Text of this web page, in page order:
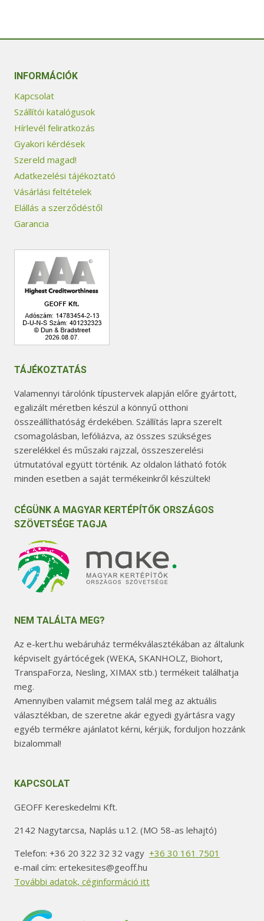
INFORMÁCIÓK
Kapcsolat
Szállítói katalógusok
Hírlevél feliratkozás
Gyakori kérdések
Szereld magad!
Adatkezelési tájékoztató
Vásárlási feltételek
Elállás a szerződéstől
Garancia
TÁJÉKOZTATÁS
Valamennyi tárolónk típustervek alapján előre gyártott,
egalizált méretben készül a könnyű otthoni
összeállíthatóság érdekében. Szállítás lapra szerelt
csomagolásban, lefóliázva, az összes szükséges
szerelékkel és műszaki rajzzal, összeszerelési
útmutatóval együtt történik. Az oldalon látható fotók
minden esetben a saját termékeinkről készültek!
CÉGÜNK A MAGYAR KERTÉPÍTŐK ORSZÁGOS
SZÖVETSÉGE TAGJA
NEM TALÁLTA MEG?
Az e-kert.hu webáruház termékválasztékában az általunk
képviselt gyártócégek (WEKA, SKANHOLZ, Biohort,
TranspaForza, Nesling, XIMAX stb.) termékeit találhatja
meg.
Amennyiben valamit mégsem talál meg az aktuális
választékban, de szeretne akár egyedi gyártásra vagy
egyéb termékre ajánlatot kérni, kérjük, forduljon hozzánk
bizalommal!
KAPCSOLAT
GEOFF Kereskedelmi Kft.
2142 Nagytarcsa, Naplás u.12. (MO 58-as lehajtó)
Telefon: +36 20 322 32 32 vagy +36 30 161 7501
e-mail cím: ertekesites@geoff.hu
További adatok, céginformáció itt